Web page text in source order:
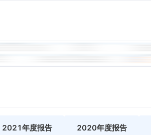
2021年度报告 2020年度报告